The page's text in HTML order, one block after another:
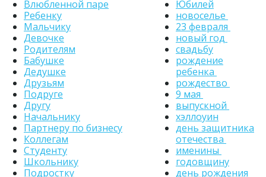
Влюбленной паре
Ребенку
Мальчику
Девочке
Родителям
Бабушке
Дедушке
Друзьям
Подруге
Другу
Начальнику
Партнеру по бизнесу
Коллегам
Студенту
Школьнику
Подростку
Юбилей
новоселье
23 февраля
новый год
свадьбу
рождение
ребенка
рождество
9 мая
выпускной
хэллоуин
день защитника
отечества
именины
годовщину
день рождения